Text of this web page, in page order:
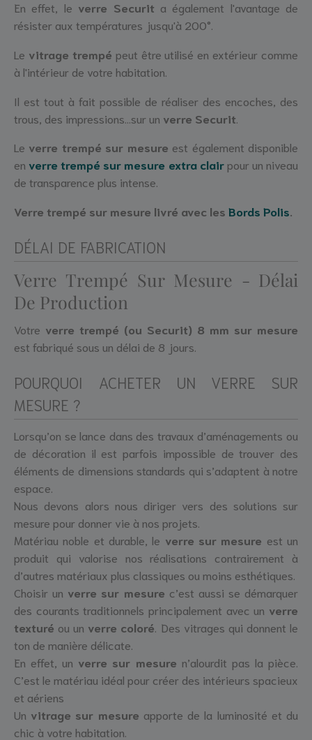
En effet, le verre Securit a également l'avantage de
résister aux températures jusqu'à 200°.
Le vitrage trempé peut être utilisé en extérieur comme
à l'intérieur de votre habitation.
Il est tout à fait possible de réaliser des encoches, des
trous, des impressions...sur un verre Securit
Le verre trempé sur mesure est également disponible
en verre trempé sur mesure extra clairpour un niveau
de transparence plus intense.
Verre trempé sur mesure livré avec les Bords Polis
DÉLAI DE FABRICATION
Verre Trempé Sur Mesure - Délai
De Production
Votre verre trempé (ou Securit) 8 mm sur mesure
est fabriqué sous un délai de 8 jours.
POURQUOI ACHETER UN VERRE SUR
MESURE ?
Lorsqu’on se lance dans des travaux d’aménagements ou
de décoration il est parfois impossible de trouver des
éléments de dimensions standards qui s’adaptent à notre
espace.
Nous devons alors nous diriger vers des solutions sur
mesure pour donner vie à nos projets.
Matériau noble et durable, le verre sur mesure est un
produit qui valorise nos réalisations contrairement à
d’autres matériaux plus classiques ou moins esthétiques.
Choisir un verre sur mesure c’est aussi se démarquer
des courants traditionnels principalement avec un verre
texturé ou un verre coloré . Des vitrages qui donnent le
ton de manière délicate.
En effet, un verre sur mesure n’alourdit pas la pièce.
C’est le matériau idéal pour créer des intérieurs spacieux
et aériens
Un vitrage sur mesure apporte de la luminosité et du
chic à votre habitation.